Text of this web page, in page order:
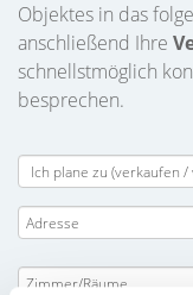
Objektes in das
anschließend Ihre
schnellstmöglich
besprechen.